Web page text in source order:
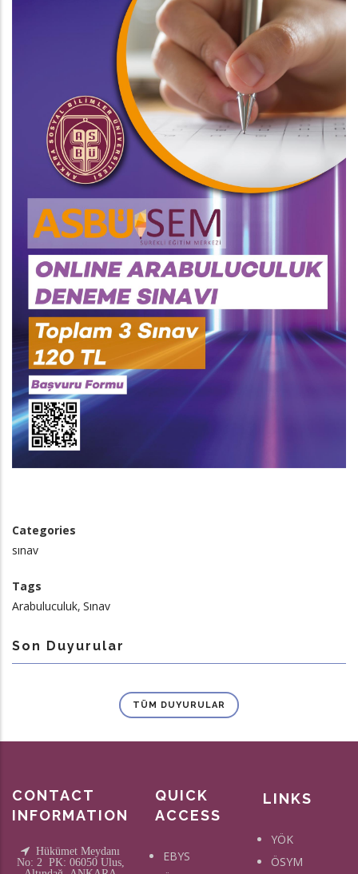
Categories
sınav
Tags
Arabuluculuk Sınav
Son Duyurular
TÜM DUYURULAR
CONTACT
INFORMATION
Hükümet Meydanı
No: 2 PK: 06050 Ulus,
QUICK
ACCESS
EBYS
LINKS
YÖK
ÖSYM